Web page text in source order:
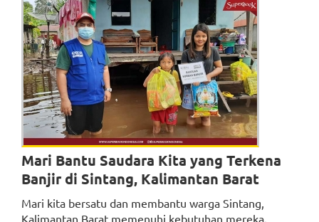
Mari Bantu Saudara Kita yang Terkena
Banjir di Sintang, Kalimantan Barat
Mari kita bersatu dan membantu warga Sintang,
Kalimantan Barat memenuhi kebutuhan mereka.